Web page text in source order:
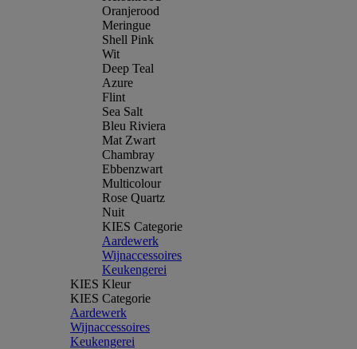
Oranjerood
Meringue
Shell Pink
Wit
Deep Teal
Azure
Flint
Sea Salt
Bleu Riviera
Mat Zwart
Chambray
Ebbenzwart
Multicolour
Rose Quartz
Nuit
KIES Categorie
Aardewerk
Wijnaccessoires
Keukengerei
KIES Kleur
KIES Categorie
Aardewerk
Wijnaccessoires
Keukengerei